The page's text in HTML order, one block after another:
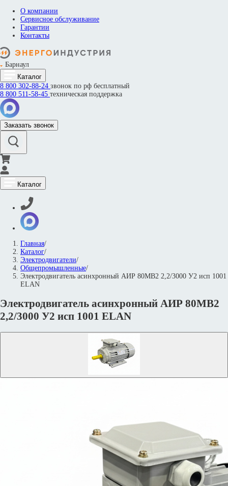
О компании
Сервисное обслуживание
Гарантии
Контакты
Барнаул
Каталог
8 800 302-88-24 звонок по рф бесплатный
8 800 511-58-45 техническая поддержка
Заказать звонок
Каталог
Главная/
Каталог/
Электродвигатели/
Общепромышленные/
Электродвигатель асинхронный АИР 80МВ2 2,2/3000 У2 исп 1001
ELAN
Электродвигатель асинхронный АИР 80МВ2
2,2/3000 У2 исп 1001 ELAN